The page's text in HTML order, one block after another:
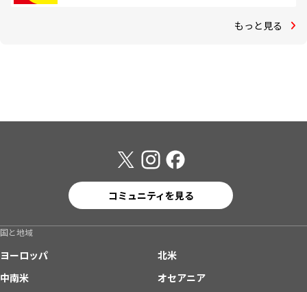
もっと見る
コミュニティを見る
国と地域
ヨーロッパ
北米
中南米
オセアニア